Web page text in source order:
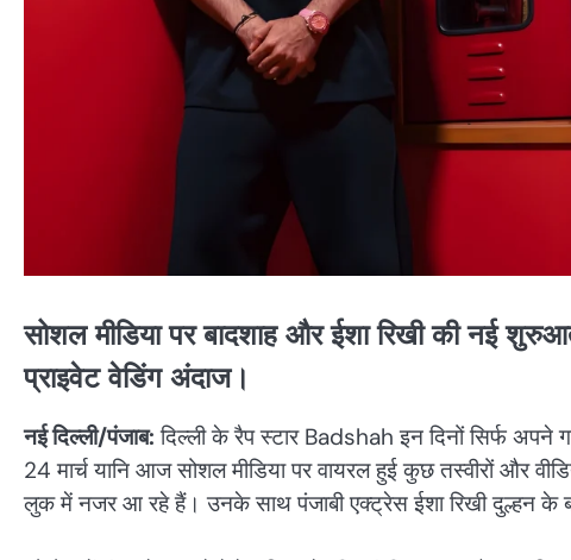
सोशल मीडिया पर बादशाह और ईशा रिखी की नई
प्राइवेट वेडिंग अंदाज।
नई दिल्ली/पंजाब: दिल्ली के रैप स्टार Badshah इन दिनों सिर्फ अपने
24 मार्च यानि आज सोशल मीडिया पर वायरल हुई कुछ तस्वीरों और
लुक में नजर आ रहे हैं। उनके साथ पंजाबी एक्ट्रेस ईशा रिखी दुल्हन के